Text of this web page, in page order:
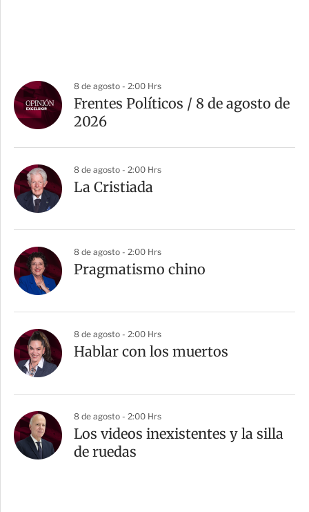
8 de agosto - 2:00 Hrs
Frentes Políticos / 8 de agosto de
2026
8 de agosto - 2:00 Hrs
La Cristiada
8 de agosto - 2:00 Hrs
Pragmatismo chino
8 de agosto - 2:00 Hrs
Hablar con los muertos
8 de agosto - 2:00 Hrs
Los videos inexistentes y la silla
de ruedas